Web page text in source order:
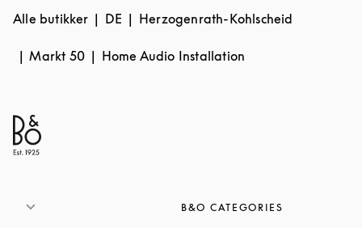
Alle butikker DE Herzogenrath-Kohlscheid
Markt 50 Home Audio Installation
B&O CATEGORIES